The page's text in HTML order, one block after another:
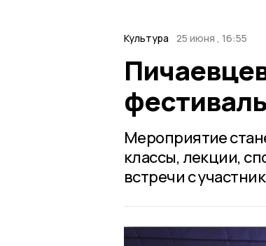
Культура 25 июня , 16:55
Мероприятие
классы, лекции,
встречи с